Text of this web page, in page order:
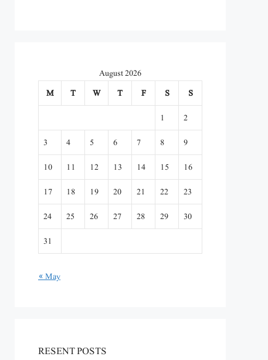
August 2026
M
T W T F S
S
1
2
3
4 5 6 7 8
9
10
11 12 13 14 15
16
17
18 19 20 21 22
23
24
25 26 27 28 29
30
31
« May
RESENT POSTS